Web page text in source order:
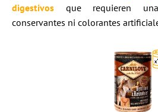
digestivos que requieren
conservantes ni colorantes